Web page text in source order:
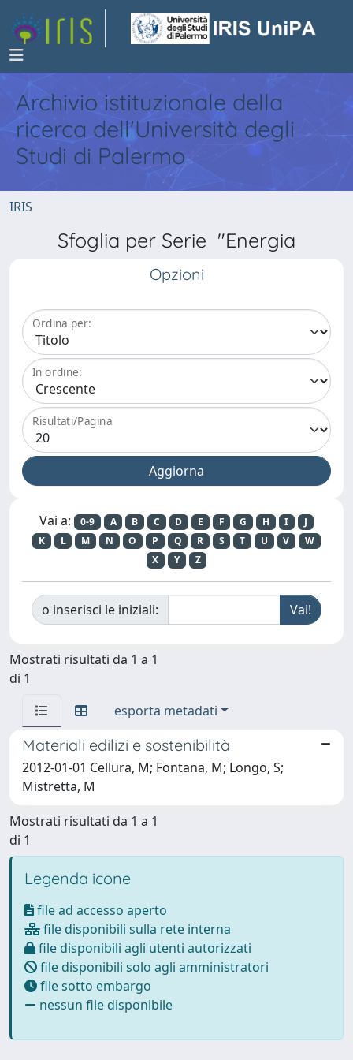
Archivio istituzionale della
ricerca dell'Università degli
Studi di Palermo
IRIS
Sfoglia per Serie "Energia
Opzioni
Ordina per:
In ordine:
Risultati/Pagina
Vai a: 0-9 A B C D E F G H I
J
K
L M N O P Q R S T U V
W
X
Y Z
o inserisci le iniziali:
Mostrati risultati da 1 a 1
di 1
esporta metadati
Materiali edilizi e sostenibilità
2012-01-01 Cellura, M; Fontana, M; Longo, S;
Mistretta, M
Mostrati risultati da 1 a 1
di 1
Legenda icone
file ad accesso aperto
file disponibili sulla rete interna
file disponibili agli utenti autorizzati
file disponibili solo agli amministratori
file sotto embargo
nessun file disponibile